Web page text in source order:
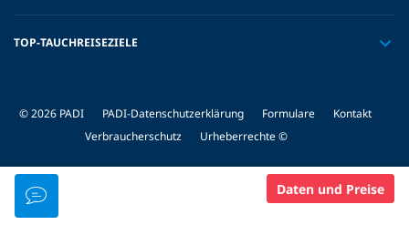
Daten und Preise
TOP-TAUCHREISEZIELE
© 2026 PADI PADI-Datenschutzerklärung Formulare
Kontakt
Verbraucherschutz
Urheberrechte ©